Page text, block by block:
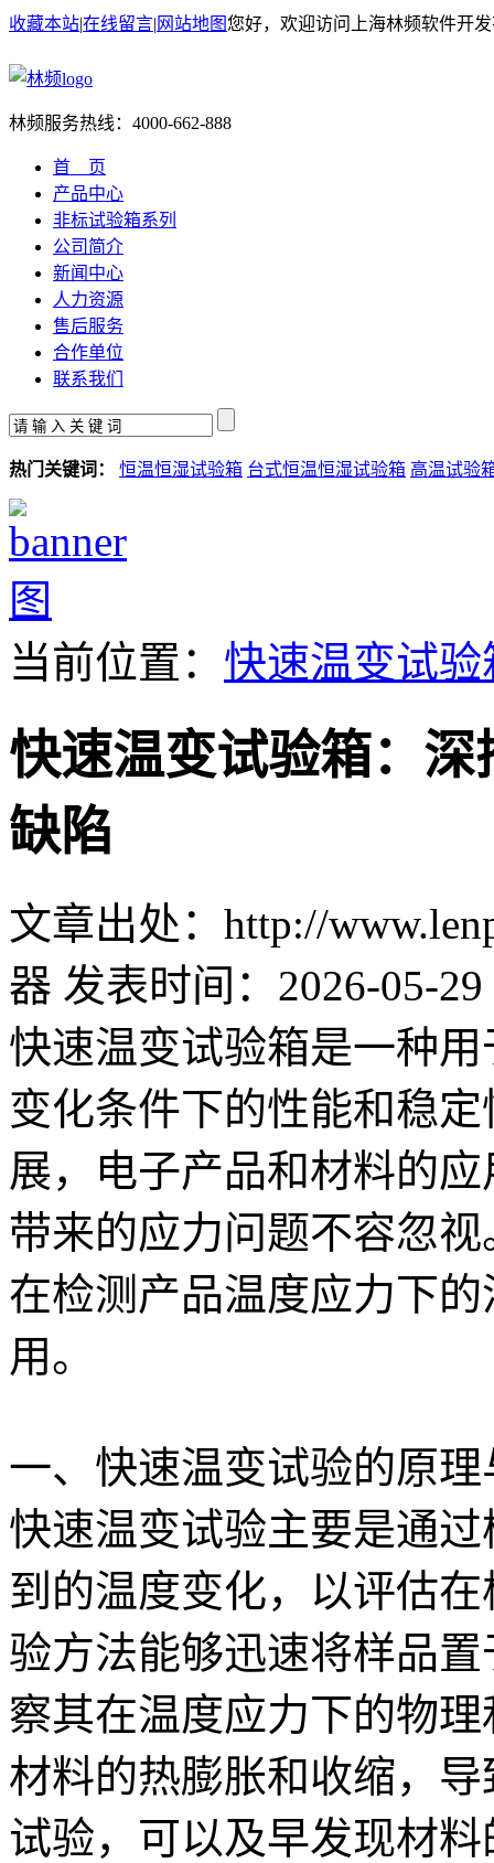
收藏本站|在线留言| 网站地图您好，欢迎访问上海林频软件开
林频服务热线： 4000-662-888
首 页
产品中心
非标试验箱系列
公司简介
新闻中心
人力资源
售后服务
合作单位
联系我们
热门关键词： 恒温恒湿试验箱 台式恒温恒湿试验箱 高温试验
当前位置： 快速温变试验
快速温变试验箱：
缺陷
文章出处：http://
器 发表时间：2026-05-29
快速温变试验箱是一种
变化条件下的性能和稳
展，电子产品和材料的
带来的应力问题不容忽
在检测产品温度应力下
用。
一、快速温变试验的原理
快速温变试验主要是通
到的温度变化，以评估
验方法能够迅速将样品
察其在温度应力下的物
材料的热膨胀和收缩，
试验，可以及早发现材